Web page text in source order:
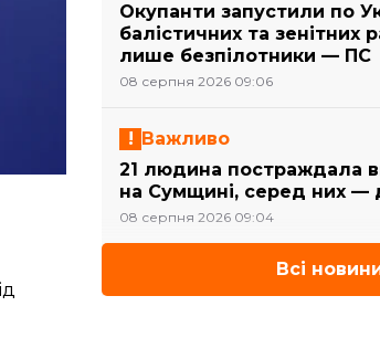
Окупанти запустили по
балістичних та зенітних
лише безпілотники — ПС
08 серпня 2026 09:06
Важливо
21 людина постраждала
на Сумщині, серед них —
08 серпня 2026 09:04
Всі